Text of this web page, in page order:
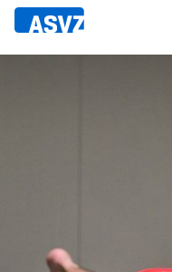
Direkt
zum